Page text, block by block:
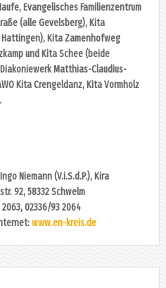
Evangelisches Familienzentrum
(alle Gevelsberg), Kita
Kita Zamenhofweg
und Kita Schee (beide
Matthias-Claudius-
Kita Crengeldanz, Kita Vormholz
Niemann (V.i.S.d.P.), Kira
92, 58332 Schwelm
02336/93 2064
www.en-kreis.de